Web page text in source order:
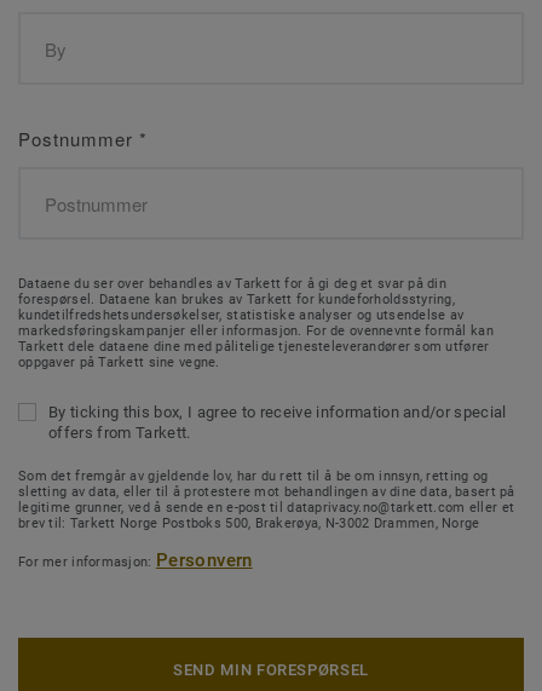
Postnummer *
Dataene du ser over behandles av Tarkett for å gi deg et svar på din
forespørsel. Dataene kan brukes av Tarkett for kundeforholdsstyring,
kundetilfredshetsundersøkelser, statistiske analyser og utsendelse av
markedsføringskampanjer eller informasjon. For de ovennevnte formål kan
Tarkett dele dataene dine med pålitelige tjenesteleverandører som utfører
oppgaver på Tarkett sine vegne.
By ticking this box, I agree to receive information and/or special
offers from Tarkett.
Som det fremgår av gjeldende lov, har du rett til å be om innsyn, retting og
sletting av data, eller til å protestere mot behandlingen av dine data, basert på
legitime grunner, ved å sende en e-post til dataprivacy.no@tarkett.com eller et
brev til: Tarkett Norge Postboks 500, Brakerøya, N-3002 Drammen, Norge
For mer informasjon: Personvern
SEND MIN FORESPØRSEL